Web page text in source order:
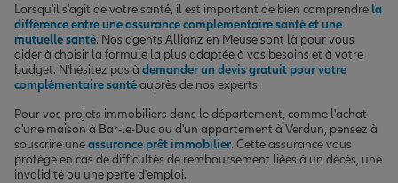
Lorsqu'il s'agit de votre santé, il est important de bien comprendre la
différence entre une assurance complémentaire santé et une
mutuelle santé. Nos agents Allianz en Meuse sont là pour vous
aider à choisir la formule la plus adaptée à vos besoins et à votre
budget. N'hésitez pas à demander un devis gratuit pour votre
complémentaire santéauprès de nos experts.
Pour vos projets immobiliers dans le département, comme l'achat
d'une maison à Bar-le-Duc ou d'un appartement à Verdun, pensez à
souscrire uneassurance prêt immobilier. Cette assurance vous
protège en cas de difficultés de remboursement liées à un décès, une
invalidité ou une perte d'emploi.